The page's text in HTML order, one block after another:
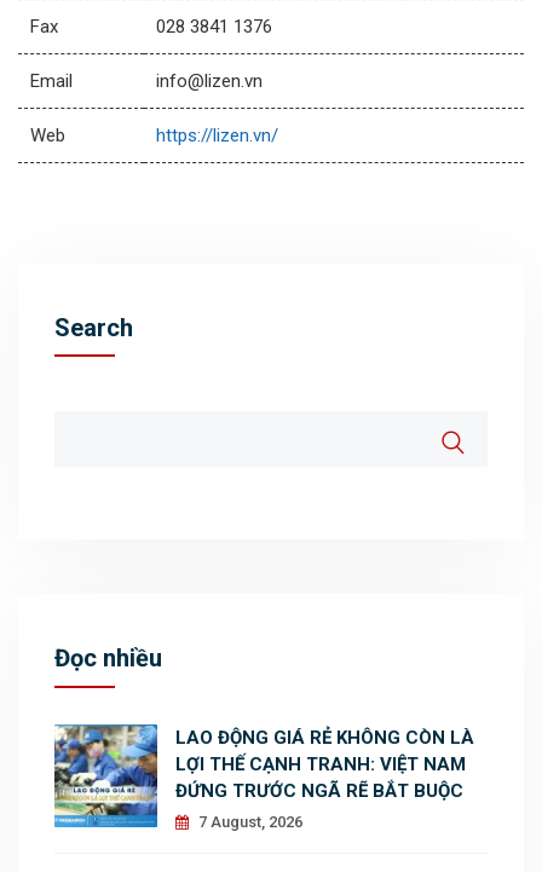
Fax 028 3841 1376
Email info@lizen.vn
Web https://lizen.vn/
Search
Đọc nhiều
LAO ĐỘNG GIÁ RẺ KHÔNG CÒN LÀ
LỢI THẾ CẠNH TRANH: VIỆT NAM
ĐỨNG TRƯỚC NGÃ RẼ BẮT BUỘC
7 August, 2026